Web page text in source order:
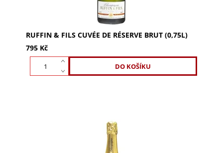
RUFFIN & FILS CUVÉE DE RÉSERVE BRUT (0,75L)
795 Kč
Ruffin & Fils Cuvée de Réserve Brut (0,375l) je
cuvée představující vinařství. Směs 70 % Pinot